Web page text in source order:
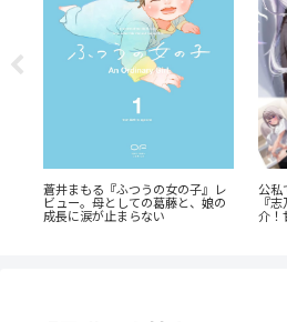
蒼井まもる『ふつうの女の子』レ
ビュー。母としての葛藤と、娘の
成長に涙が止まらない
公私
『
介！